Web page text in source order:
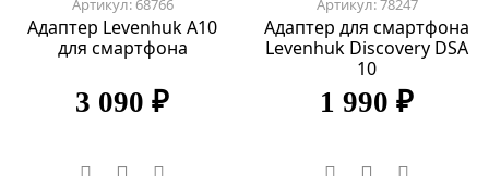
Артикул: 68766
Адаптер Levenhuk A10
для смартфона
3 090 ₽
Артикул: 78247
Адаптер для смартфона
Levenhuk Discovery DSA
10
1 990 ₽